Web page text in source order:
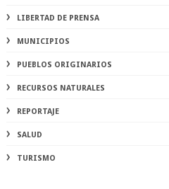
LIBERTAD DE PRENSA
MUNICIPIOS
PUEBLOS ORIGINARIOS
RECURSOS NATURALES
REPORTAJE
SALUD
TURISMO